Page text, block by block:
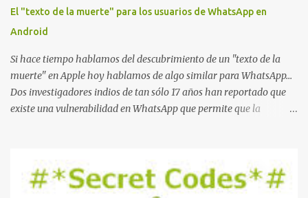
El "texto de la muerte" para los usuarios de WhatsApp en
Android
Si hace tiempo hablamos del descubrimiento de un "texto de la
muerte" en Apple hoy hablamos de algo similar para WhatsApp...
Dos investigadores indios de tan sólo 17 años han reportado que
existe una vulnerabilidad en WhatsApp que permite que la
La vulnerabilidad ha sido probada y funciona correctamente en la
mayoría de las versiones de Android y de WhatsApp incluyendo la
2.11.431 y 2.11.432. Sin embargo todavía no se ha probado en iOS y